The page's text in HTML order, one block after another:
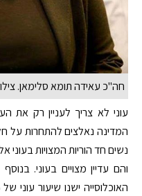
חה"כ עאידה תומא סלימאן.
עוני לא צריך לעניין רק את
המדינה נאלצים להתחרות על
נשים חד הוריות המצויות בעוני
והם עדיין מצויים בעוני.